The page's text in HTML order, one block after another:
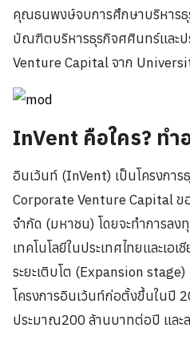
คุณธนพงษ์จบการศึกษาบริหาร
บัณฑิตบริหารธุรกิจศศินทร์และ
Venture Capital จาก
InVent คือใคร? ทำ
อินเว้นท์ (InVent) เป็นโครงกา
Corporate Venture Capital
จำกัด (มหาชน) โดยจะทำการล
เทคโนโลยีในประเทศไทยและเอ
ระยะเติบโต (Expansion stage)
โครงการอินเว้นท์ก่อตั้งขึ้นในปี
ประมาณ200 ล้านบาทต่อปี และ